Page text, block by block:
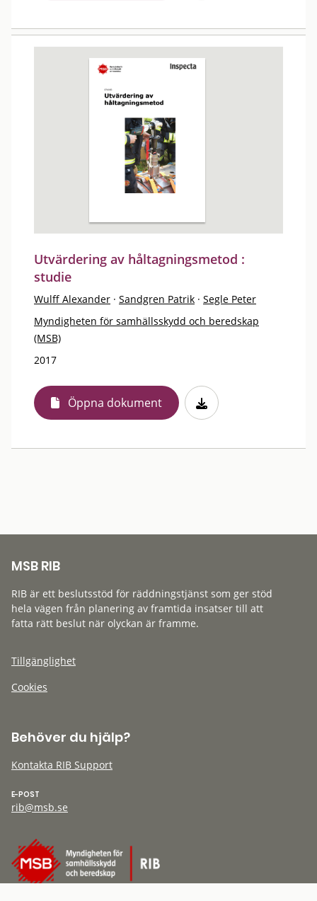
Utvärdering av håltagningsmetod :
studie
Wulff Alexander · Sandgren Patrik · Segle Peter
Myndigheten för samhällsskydd och beredskap
(MSB)
2017
Öppna dokument
MSB RIB
RIB är ett beslutsstöd för räddningstjänst som ger stöd
hela vägen från planering av framtida insatser till att
fatta rätt beslut när olyckan är framme.
Tillgänglighet
Cookies
Behöver du hjälp?
Kontakta RIB Support
E-POST
rib@msb.se